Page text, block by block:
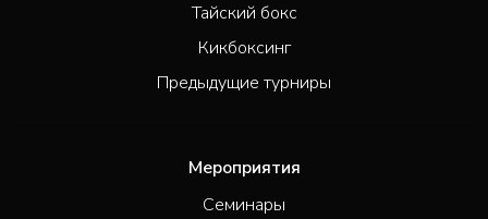
Тайский бокс
Кикбоксинг
Предыдущие турниры
Мероприятия
Семинары